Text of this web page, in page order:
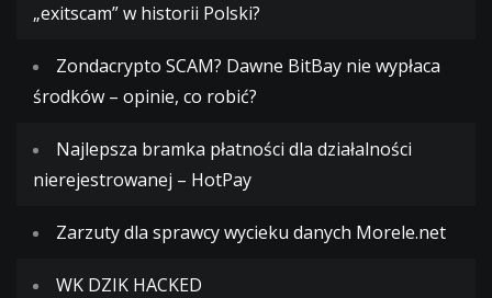
„exitscam” w historii Polski?
Zondacrypto SCAM? Dawne BitBay nie wypłaca
środków – opinie, co robić?
Najlepsza bramka płatności dla działalności
nierejestrowanej – HotPay
Zarzuty dla sprawcy wycieku danych Morele.net
WK DZIK HACKED